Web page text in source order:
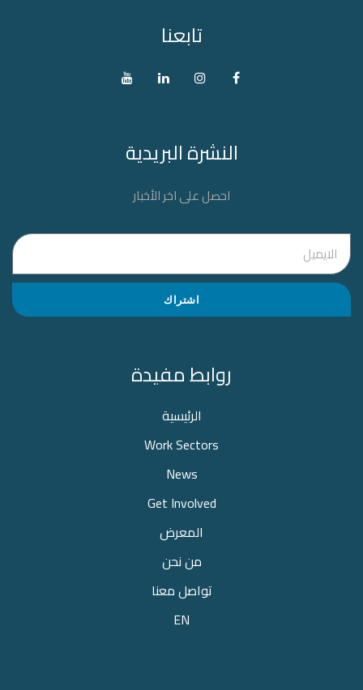
تابعنا
النشرة البريدية
احصل على اخر الأخبار
اشتراك
روابط مفيدة
الرئيسية
Work Sectors
News
Get Involved
المعرض
من نحن
تواصل معنا
EN